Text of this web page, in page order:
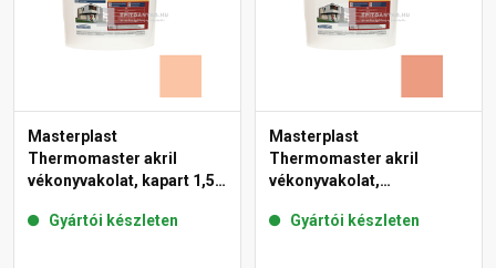
Masterplast
Thermomaster akril
vékonyvakolat, kapart 1,5
Gyártói készleten
Masterplast
Thermomaster akril
vékonyvakolat,
17-C 25 kg
Gyártói készleten